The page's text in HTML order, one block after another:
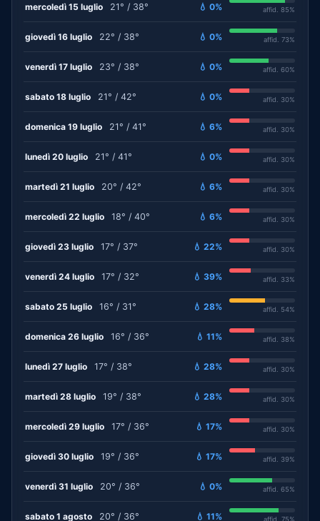
mercoledì 15 luglio 21° / 38° 💧 0% affid. 85%
giovedì 16 luglio 22° / 38° 💧 0% affid. 73%
venerdì 17 luglio 23° / 38° 💧 0% affid. 60%
sabato 18 luglio 21° / 42° 💧 0% affid. 30%
domenica 19 luglio 21° / 41° 💧 6% affid. 30%
lunedì 20 luglio 21° / 41° 💧 0% affid. 30%
martedì 21 luglio 20° / 42° 💧 6% affid. 30%
mercoledì 22 luglio 18° / 40° 💧 6% affid. 30%
giovedì 23 luglio 17° / 37° 💧 22% affid. 30%
venerdì 24 luglio 17° / 32° 💧 39% affid. 33%
sabato 25 luglio 16° / 31° 💧 28% affid. 54%
domenica 26 luglio 16° / 36° 💧 11% affid. 38%
lunedì 27 luglio 17° / 38° 💧 28% affid. 30%
martedì 28 luglio 19° / 38° 💧 28% affid. 30%
mercoledì 29 luglio 17° / 36° 💧 17% affid. 30%
giovedì 30 luglio 19° / 36° 💧 17% affid. 39%
venerdì 31 luglio 20° / 36° 💧 0% affid. 65%
sabato 1 agosto 20° / 36° 💧 11% affid. 75%